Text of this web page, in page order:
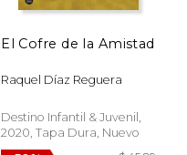
15%
El Cofre de la Amistad
Raquel Díaz Reguera
Destino Infantil & Juvenil,
2020, Tapa Dura, Nuevo